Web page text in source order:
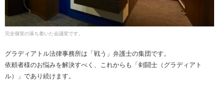
完全個室の落ち着いた会議室です。
グラディアトル法律事務所は「戦う」弁護士の集団です。
依頼者様のお悩みを解決すべく、これからも「剣闘士（グラディアト
ル）」であり続けます。